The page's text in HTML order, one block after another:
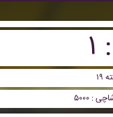
۰
۱۹
: ۵۰۰۰